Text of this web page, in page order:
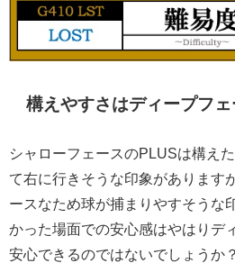
構えやすさはディープフ
シャローフェースのPLUSは構え
て右に行きそうな印象があります
ースなため球が捕まりやすそうな
かった場面での安心感はやはりデ
安心できるのではないでしょうか？